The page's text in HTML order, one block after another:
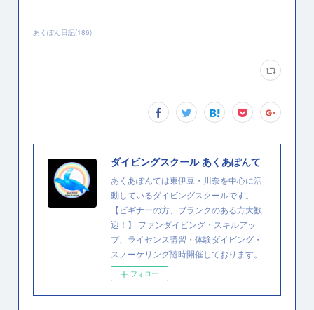
あくぽん日記(186)
ダイビングスクール あくあぽんて
あくあぽんては東伊豆・川奈を中心に活
動しているダイビングスクールです。
【ビギナーの方、ブランクのある方大歓
迎！】 ファンダイビング・スキルアッ
プ、ライセンス講習・体験ダイビング・
スノーケリング随時開催しております。
フォロー